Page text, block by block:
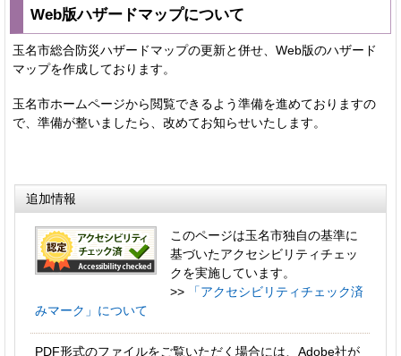
Web版ハザードマップについて
玉名市総合防災ハザードマップの更新と併せ、Web版のハザード
マップを作成しております。
玉名市ホームページから閲覧できるよう準備を進めておりますの
で、準備が整いましたら、改めてお知らせいたします。
追加情報
このページは玉名市独自の基準に
基づいたアクセシビリティチェッ
クを実施しています。
>>
「アクセシビリティチェック済
みマーク」について
PDF形式のファイルをご覧いただく場合には、Adobe社が